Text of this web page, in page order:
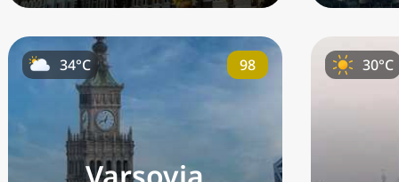
34°C 98 30°C